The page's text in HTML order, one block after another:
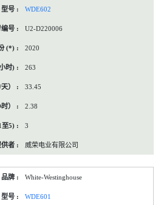
WDE602
U2-D220006
2020
263
33.45
2.38
3
威荣电业有限公司
White-Westinghouse
WDE601